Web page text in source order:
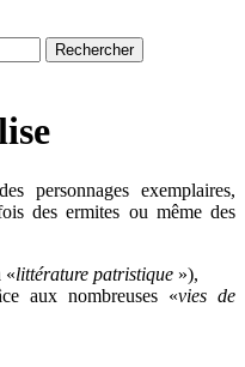
personnages exemplaires,
des ermites ou même des
«littérature patristique »),
aux nombreuses «vies de